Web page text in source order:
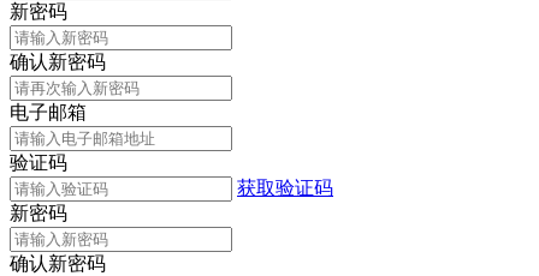
新密码
确认新密码
电子邮箱
验证码
获取验证码
新密码
确认新密码